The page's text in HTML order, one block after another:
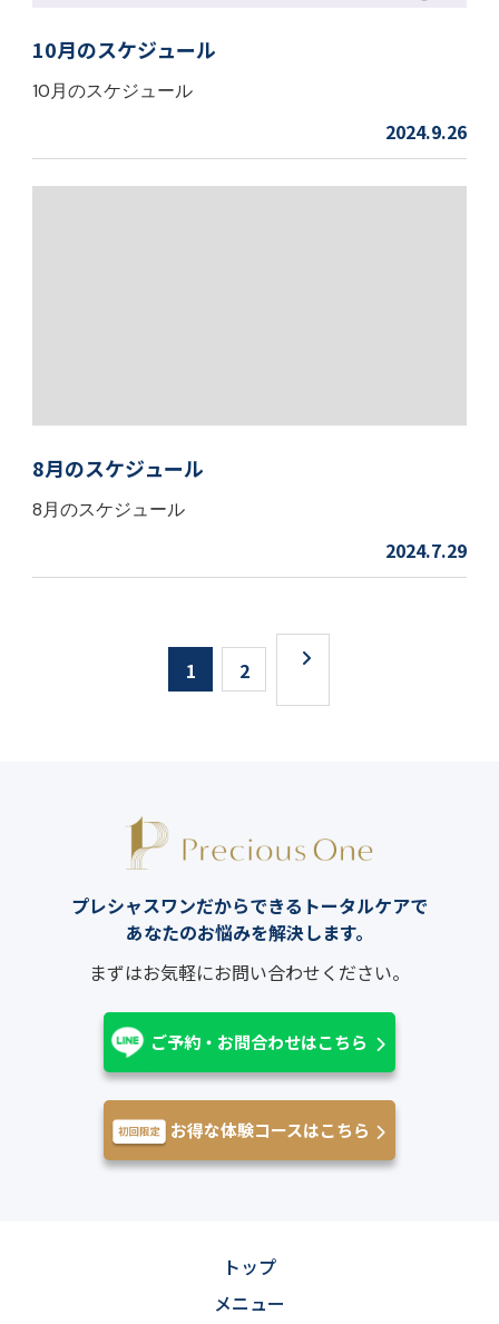
10月のスケジュール
10月のスケジュール
2024.9.26
8月のスケジュール
8月のスケジュール
2024.7.29
1 2
プレシャスワンだからできるトータルケアで
あなたのお悩みを解決します。
まずはお気軽にお問い合わせください。
ご予約・お問合わせはこちら
お得な体験コースはこちら
トップ
メニュー